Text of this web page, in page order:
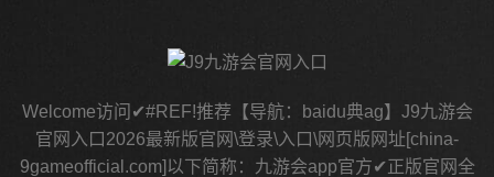
Welcome访问✔#REF!推荐【导航：baidu典ag】J9九游会
官网入口2026最新版官网\登录\入口\网页版网址[china-
9gameofficial.com]以下简称：九游会app官方✔正版官网全